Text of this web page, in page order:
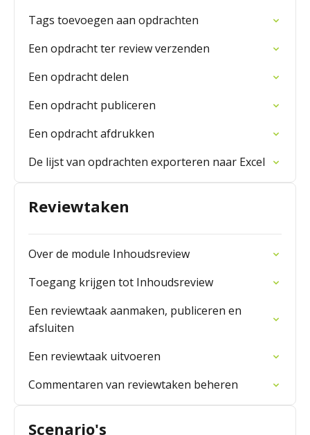
Tags toevoegen aan opdrachten
Een opdracht ter review verzenden
Een opdracht delen
Een opdracht publiceren
Een opdracht afdrukken
De lijst van opdrachten exporteren naar Excel
Reviewtaken
Over de module Inhoudsreview
Toegang krijgen tot Inhoudsreview
Een reviewtaak aanmaken, publiceren en
afsluiten
Een reviewtaak uitvoeren
Commentaren van reviewtaken beheren
Scenario's